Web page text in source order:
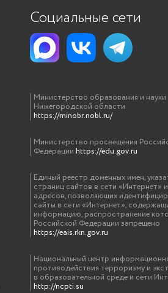
Социальные сети
Министерство образования и науки
Нижегородской области
https://minobr.nobl.ru/
Министерство просвещения
Федерации https://edu.gov.ru
Единый реестр доменных имен,
страниц сайтов в сети «Интернет»
адресов, позволяющих
сайты в сети «Интернет»,
информацию, распространение
Российской Федерации запрещено
https://eais.rkn.gov.ru
Национальный центр
противодействия терроризму и
в образовательной среде и сети
http://ncpti.su